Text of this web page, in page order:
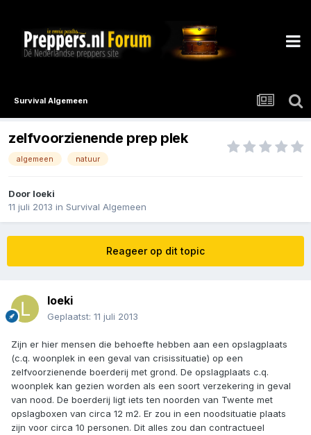
Survival Algemeen
zelfvoorzienende prep plek
algemeen natuur
Door loeki
11 juli 2013 in Survival Algemeen
Reageer op dit topic
loeki
Geplaatst: 11 juli 2013
Zijn er hier mensen die behoefte hebben aan een opslagplaats
(c.q. woonplek in een geval van crisissituatie) op een
zelfvoorzienende boerderij met grond. De opslagplaats c.q.
woonplek kan gezien worden als een soort verzekering in geval
van nood. De boerderij ligt iets ten noorden van Twente met
opslagboxen van circa 12 m2. Er zou in een noodsituatie plaats
zijn voor circa 10 personen. Dit alles zou dan contractueel